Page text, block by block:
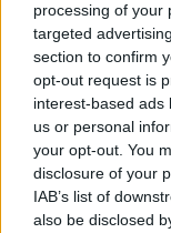
processing of your
targeted
section to confirm
opt-out request is
interest-based ads
us or personal
your opt-out. You
disclosure of your
IAB’s list of
also be disclosed